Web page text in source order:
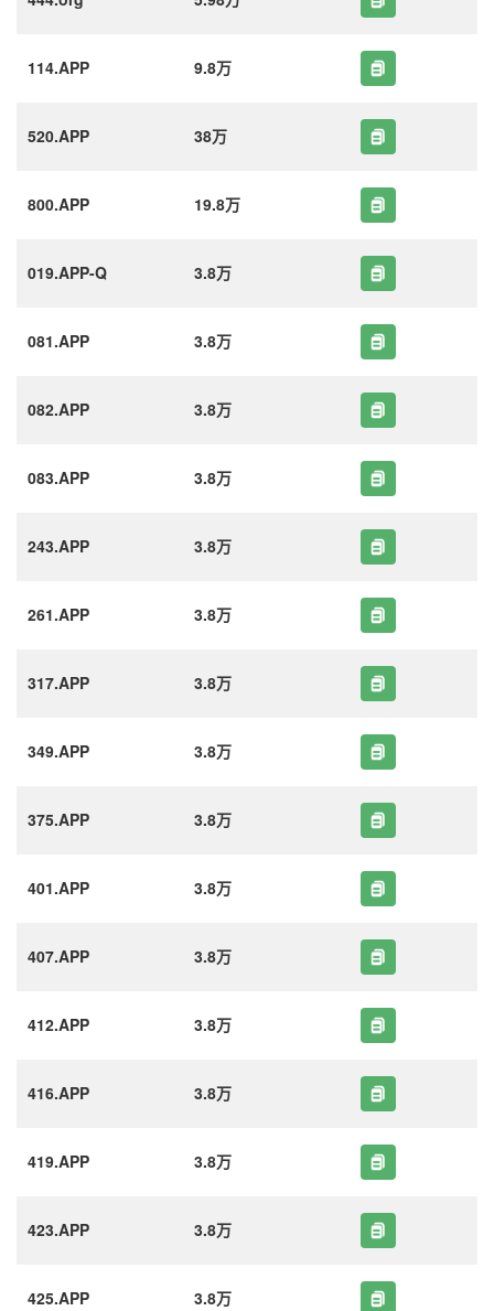
114.APP 9.8万
520.APP 38万
800.APP 19.8万
019.APP-Q 3.8万
081.APP 3.8万
082.APP 3.8万
083.APP 3.8万
243.APP 3.8万
261.APP 3.8万
317.APP 3.8万
349.APP 3.8万
375.APP 3.8万
401.APP 3.8万
407.APP 3.8万
412.APP 3.8万
416.APP 3.8万
419.APP 3.8万
423.APP 3.8万
425.APP 3.8万